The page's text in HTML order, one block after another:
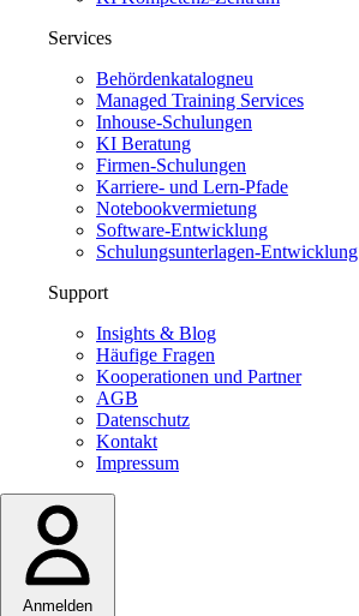
Services
Behördenkatalogneu
Managed Training Services
Inhouse-Schulungen
KI Beratung
Firmen-Schulungen
Karriere- und Lern-Pfade
Notebookvermietung
Software-Entwicklung
Schulungsunterlagen-Entwicklung
Support
Insights & Blog
Häufige Fragen
Kooperationen und Partner
AGB
Datenschutz
Kontakt
Impressum
Anmelden